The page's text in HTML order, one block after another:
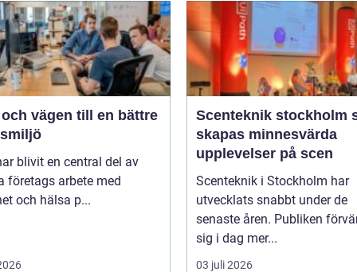
vägen till en bättre
blivit en central del av
företags arbete med
och hälsa p...
Scenteknik stockholm så
skapas minnesvärda
upplevelser på scen
Scenteknik i Stockholm har
utvecklats snabbt under de
senaste åren. Publiken
sig i dag mer...
03 juli 2026